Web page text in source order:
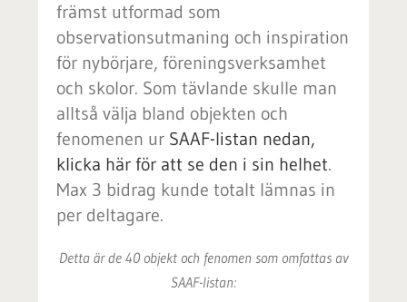
främst utformad som
observationsutmaning och inspiration
för nybörjare, föreningsverksamhet
och skolor. Som tävlande skulle man
alltså välja bland objekten och
fenomenen ur SAAF-listan nedan,
klicka här för att se den i sin helhet.
Max 3 bidrag kunde totalt lämnas in
per deltagare.
Detta är de 40 objekt och fenomen som omfattas av
SAAF-listan: